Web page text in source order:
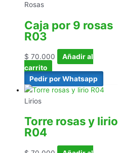
Rosas
Caja por 9 rosas
R03
$ 70.000
Añadir al
carrito
Pedir por Whatsapp
Lirios
Torre rosas y lirio
R04